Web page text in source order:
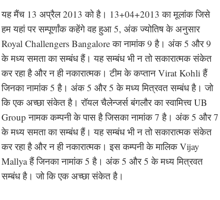
यह मैंच 13 अप्रैल 2013 को है। 13+04+2013 का मूलांक जिसे
हम यहां पर सम्पूर्णांक कहेंगे वह हुआ 5, अंक ज्योतिष के अनुसार
Royal Challengers Bangalore का नामांक 9 है। अंक 5 और 9
के मध्य समता का सम्बंध हैं। यह सम्बंध भी न तो सकारात्मक संकेत
कर रहा है और न ही नकारात्मक। टीम के कप्तान Virat Kohli हैं
जिनका नामांक 5 है। अंक 5 और 5 के मध्य मित्रवत सम्बंध है। जो
कि एक अच्छा संकेत है। रॉयल चैलेन्जर्स बंगलौर का स्वामित्त्व UB
Group नामक कम्पनी के पास है जिसका नामांक 7 है। अंक 5 और 7
के मध्य समता का सम्बंध हैं। यह सम्बंध भी न तो सकारात्मक संकेत
कर रहा है और न ही नकारात्मक। इस कम्पनी के मालिक Vijay
Mallya हैं जिनका नामांक 5 है। अंक 5 और 5 के मध्य मित्रवत
सम्बंध है। जो कि एक अच्छा संकेत है।